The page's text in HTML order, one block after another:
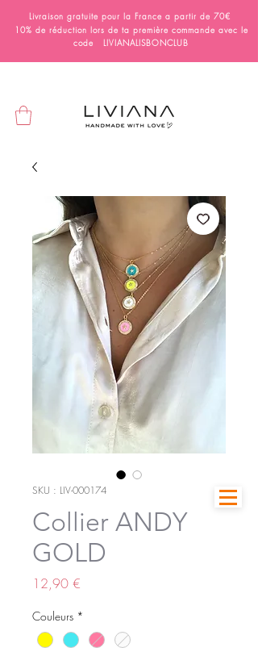
Livraison gratuite pour la France a partir de 70€
10% de réduction lors de ta première commande avec le
code LIVIANALISBONCLUB
SKU : LIV-000174
Collier ANDY
GOLD
12,90 €
Couleurs *